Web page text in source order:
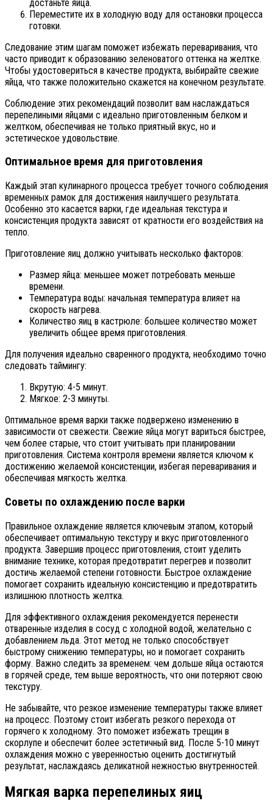
достаньте яйца.
Переместите их в холодную воду для остановки процесса
готовки.
Следование этим шагам поможет избежать переваривания, что
часто приводит к образованию зеленоватого оттенка на желтке.
Чтобы удостовериться в качестве продукта, выбирайте свежие
яйца, что также положительно скажется на конечном результате.
Соблюдение этих рекомендаций позволит вам наслаждаться
перепелиными яйцами с идеально приготовленным белком и
желтком, обеспечивая не только приятный вкус, но и
эстетическое удовольствие.
Оптимальное время для приготовления
Каждый этап кулинарного процесса требует точного соблюдения
временных рамок для достижения наилучшего результата.
Особенно это касается варки, где идеальная текстура и
консистенция продукта зависят от кратности его воздействия на
тепло.
Приготовление яиц должно учитывать несколько факторов:
Размер яйца: меньшее может потребовать меньше
времени.
Температура воды: начальная температура влияет на
скорость нагрева.
Количество яиц в кастрюле: большее количество может
увеличить общее время приготовления.
Для получения идеально сваренного продукта, необходимо точно
следовать таймингу:
Вкрутую: 4-5 минут.
Мягкое: 2-3 минуты.
Оптимальное время варки также подвержено изменению в
зависимости от свежести. Свежие яйца могут вариться быстрее,
чем более старые, что стоит учитывать при планировании
приготовления. Система контроля времени является ключом к
достижению желаемой консистенции, избегая переваривания и
обеспечивая мягкость желтка.
Советы по охлаждению после варки
Правильное охлаждение является ключевым этапом, который
обеспечивает оптимальную текстуру и вкус приготовленного
продукта. Завершив процесс приготовления, стоит уделить
внимание технике, которая предотвратит перегрев и позволит
достичь желаемой степени готовности. Быстрое охлаждение
помогает сохранить идеальную консистенцию и предотвратить
излишнюю плотность желтка.
Для эффективного охлаждения рекомендуется перенести
отваренные изделия в сосуд с холодной водой, желательно с
добавлением льда. Этот метод не только способствует
быстрому снижению температуры, но и помогает сохранить
форму. Важно следить за временем: чем дольше яйца остаются
в горячей среде, тем выше вероятность, что они потеряют свою
текстуру.
Не забывайте, что резкое изменение температуры также влияет
на процесс. Поэтому стоит избегать резкого перехода от
горячего к холодному. Это поможет избежать трещин в
скорлупе и обеспечит более эстетичный вид. После 5-10 минут
охлаждения можно с уверенностью оценить достигнутый
результат, наслаждаясь деликатной нежностью внутренностей.
Мягкая варка перепелиных яиц